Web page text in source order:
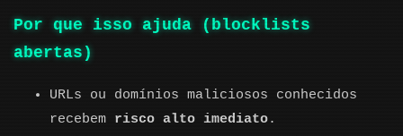
Por que isso ajuda (blocklists
abertas)
URLs ou domínios maliciosos conhecidos
recebem risco alto imediato.